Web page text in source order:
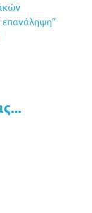
επανάληψη”